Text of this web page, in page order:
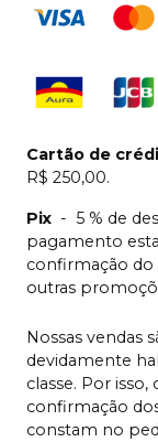
Cartão de
R$ 250,00.
Pix - 5 % de
pagamento
confirmação do
outras
Nossas vendas
devidamente
classe. Por isso,
confirmação
constam no